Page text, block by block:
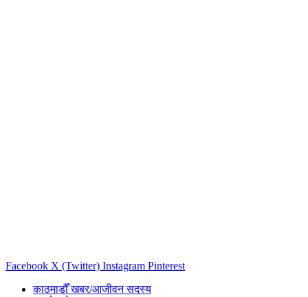
Facebook X (Twitter) Instagram Pinterest
काठमाडौँ खबर/आजीवन सदस्य